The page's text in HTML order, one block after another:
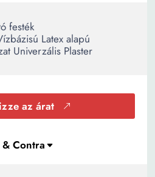
festék
Latex alapú
Univerzális Plaster
az árat